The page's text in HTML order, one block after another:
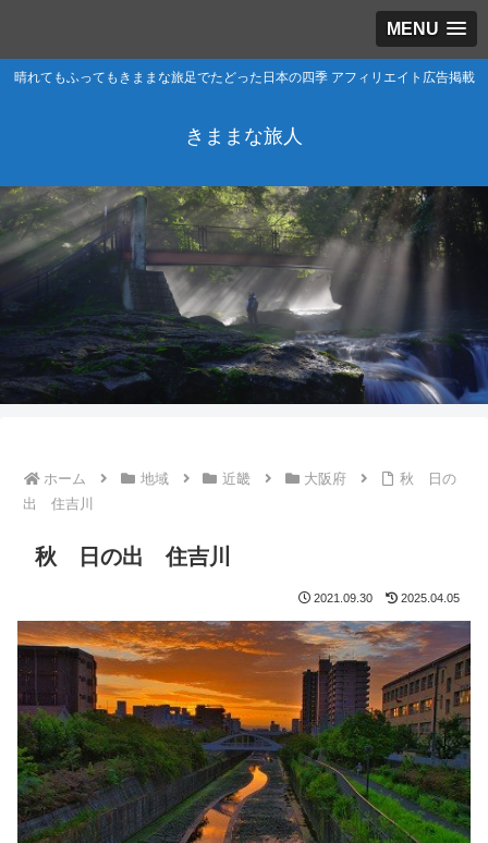
MENU
晴れてもふってもきままな旅足でたどった日本の四季 アフィリエイト広告掲載
きままな旅人
ホーム 地域 近畿 大阪府
秋 日の
出 住吉川
秋 日の出 住吉川
2021.09.30 2025.04.05